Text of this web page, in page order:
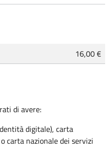
16,00 €
di avere:
digitale), carta
carta nazionale dei servizi